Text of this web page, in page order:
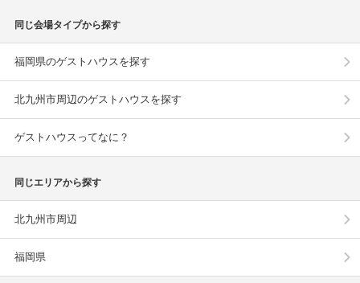
同じ会場タイプから探す
福岡県のゲストハウスを探す
北九州市周辺のゲストハウスを探す
ゲストハウスってなに？
同じエリアから探す
北九州市周辺
福岡県